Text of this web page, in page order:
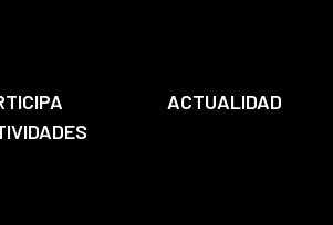
ACTUALIDAD